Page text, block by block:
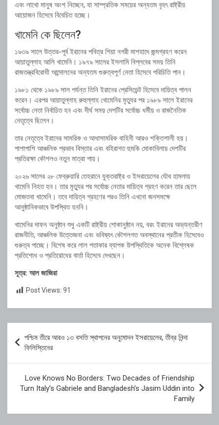
এবং লাখো মানুষ অংশ নিচ্ছেন, যা সাম্প্রতিক সময়ের অন্যতম বৃহৎ রাষ্ট্রীয়
আয়োজন হিসেবে বিবেচিত হচ্ছে।
খামেনি কে ছিলেন?
১৯৩৯ সালে উত্তর-পূর্ব ইরানের পবিত্র শিয়া নগরী মাশহাদে জন্মগ্রহণ করেন
আয়াতুল্লাহ আলি খামেনি। ১৯৭৯ সালের ইসলামি বিপ্লবের সময় তিনি
রাজতন্ত্রবিরোধী আন্দোলনের অন্যতম গুরুত্বপূর্ণ নেতা হিসেবে পরিচিতি পান।
১৯৮১ থেকে ১৯৮৯ সাল পর্যন্ত তিনি ইরানের প্রেসিডেন্ট হিসেবে দায়িত্ব পালন
করেন। এরপর আয়াতুল্লাহ রুহুল্লাহ খোমেনির মৃত্যুর পর ১৯৮৯ সালে ইরানের
সর্বোচ্চ নেতা নির্বাচিত হন এবং দীর্ঘ সময় দেশটির সর্বোচ্চ ধর্মীয় ও রাজনৈতিক
নেতৃত্বে ছিলেন।
তার নেতৃত্বে ইরানের সামরিক ও আধাসামরিক বাহিনী আরও শক্তিশালী হয়।
পাশাপাশি আঞ্চলিক প্রভাব বিস্তার এবং বহিরাগত হুমকি মোকাবিলায় দেশটির
প্রতিরক্ষা কৌশলও নতুন মাত্রা পায়।
২০২৬ সালের ২৮ ফেব্রুয়ারি তেহরানে যুক্তরাষ্ট্র ও ইসরায়েলের যৌথ হামলায়
খামেনি নিহত হন। তার মৃত্যুর পর সর্বোচ্চ নেতার দায়িত্ব গ্রহণ করেন তার ছেলে
মোজতবা খামেনি। তবে দায়িত্ব গ্রহণের পরও তিনি এখনো জনসমক্ষে
আনুষ্ঠানিকভাবে উপস্থিত হননি।
খামেনির দাফন অনুষ্ঠান শুধু একটি রাষ্ট্রীয় শোকানুষ্ঠান নয়, বরং ইরানের অভ্যন্তরীণ
রাজনীতি, আঞ্চলিক উত্তেজনা এবং ভবিষ্যৎ কৌশলগত অবস্থানের প্রতীক হিসেবেও
গুরুত্ব পাচ্ছে। বিশেষ করে লাল পতাকার ব্যাপক উপস্থিতিকে অনেক বিশ্লেষক
প্রতিশোধ ও প্রতিরোধের বার্তা হিসেবে দেখছেন।
সূত্র: আল জাজিরা
Post Views: 91
navigation
পশ্চিম তীরে আরও ১৩ বসতি স্থাপনের অনুমোদন ইসরায়েলের, তীব্র নিন্দা
ফিলিস্তিনের
Love Knows No Borders: Two Decades of Friendship
Turn Italy’s Gabriele and Bangladesh’s Jasim Uddin into
Family